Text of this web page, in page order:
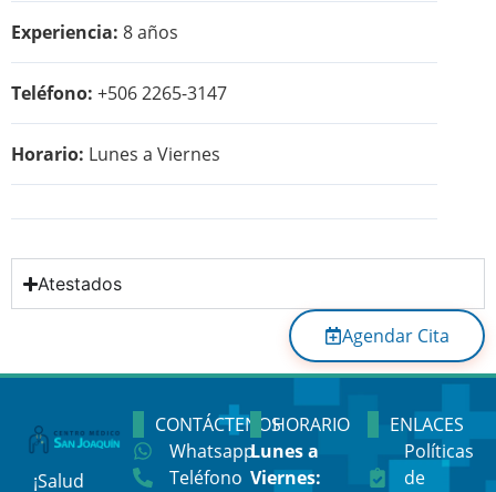
Experiencia: 8 años
Teléfono: +506 2265-3147
Horario: Lunes a Viernes
Atestados
Agendar Cita
¡Salud
CONTÁCTENOS
Whatsapp
Teléfono
HORARIO
Lunes a
Viernes:
ENLACES
Políticas
de